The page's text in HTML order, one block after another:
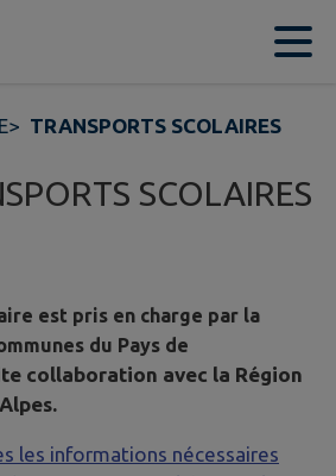
> TRANSPORTS SCOLAIRES
SCOLAIRES
est pris en charge par la
du Pays de
collaboration avec la Région
les informations nécessaires